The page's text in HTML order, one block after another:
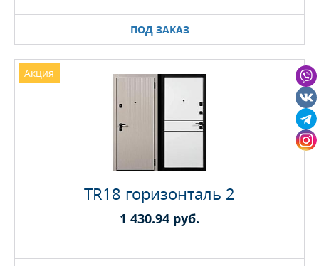
ПОД ЗАКАЗ
Акция
TR18 горизонталь 2
1 430.94 руб.